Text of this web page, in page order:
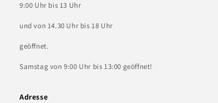
9:00 Uhr bis 13 Uhr
und von 14.30 Uhr bis 18 Uhr
geöffnet.
Samstag von 9:00 Uhr bis 13:00 geöffnet!
Adresse